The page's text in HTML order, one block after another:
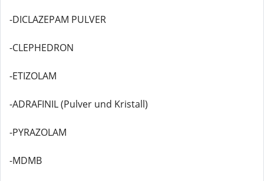
-DICLAZEPAM PULVER
-CLEPHEDRON
-ETIZOLAM
-ADRAFINIL (Pulver und Kristall)
-PYRAZOLAM
-MDMB